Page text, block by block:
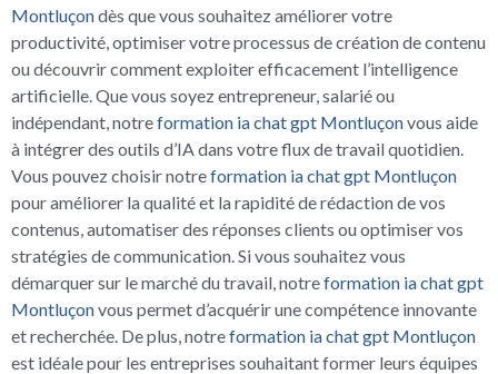
Montluçondès que vous souhaitez améliorer votre
productivité, optimiser votre processus de création de contenu
ou découvrir comment exploiter efficacement l’intelligence
artificielle. Que vous soyez entrepreneur, salarié ou
indépendant, notreformation ia chat gpt Montluçonvous aide
à intégrer des outils d’IA dans votre flux de travail quotidien.
Vous pouvez choisir notreformation ia chat gpt Montluçon
pour améliorer la qualité et la rapidité de rédaction de vos
contenus, automatiser des réponses clients ou optimiser vos
stratégies de communication. Si vous souhaitez vous
démarquer sur le marché du travail, notreformation ia chat gpt
Montluçonvous permet d’acquérir une compétence innovante
et recherchée. De plus, notreformation ia chat gpt Montluçon
est idéale pour les entreprises souhaitant former leurs équipes